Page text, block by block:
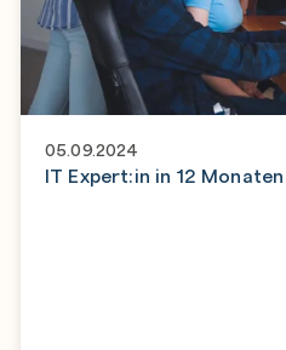
05.09.2024
IT Expert:in in 12 Monaten